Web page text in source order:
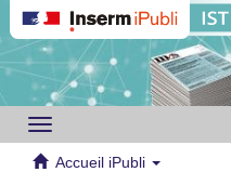
Toggle
navigation
Accueil iPubli